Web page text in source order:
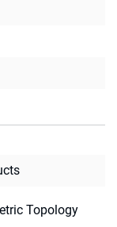
Topology